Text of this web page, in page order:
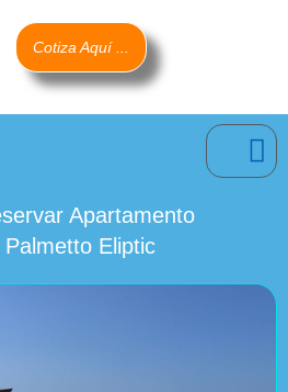
Cotiza Aquí ...
Apartamento
Palmetto Eliptic